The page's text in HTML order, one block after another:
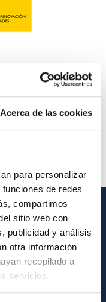
Acerca de las cookies
para personalizar
de redes
compartimos
sitio web con
publicidad y análisis
otra información
recopilado a
servicios.